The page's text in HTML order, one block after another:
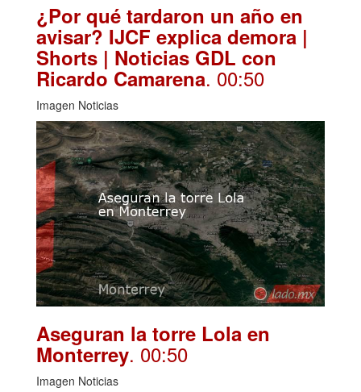
¿Por qué tardaron un año en
avisar? IJCF explica demora |
Shorts | Noticias GDL con
Ricardo Camarena. 00:50
Imagen Noticias
Aseguran la torre Lola en
Monterrey. 00:50
Imagen Noticias